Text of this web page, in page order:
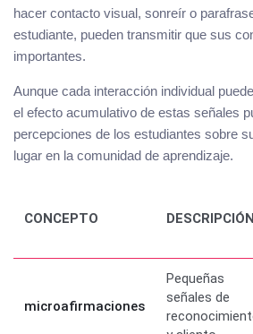
hacer contacto visual, sonreír o
estudiante, pueden transmitir que sus
importantes.
Aunque cada interacción individual
el efecto acumulativo de estas señales
percepciones de los estudiantes sobre
lugar en la comunidad de aprendizaje.
CONCEPTO DESCRIPCIÓN
microafirmaciones
Pequeñas
señales de